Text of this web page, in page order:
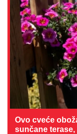
Ovo cveće
sunčane terase,